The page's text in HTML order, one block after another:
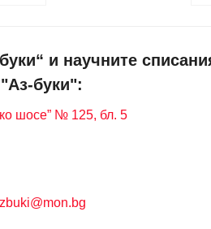
и научните
буки":
шосе” № 125, бл. 5